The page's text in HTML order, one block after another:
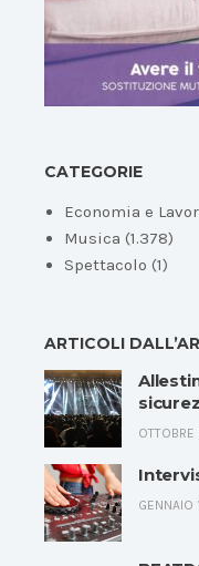
CATEGORIE
Economia e
Musica (1.378)
Spettacolo (1)
ARTICOLI
GENNAIO